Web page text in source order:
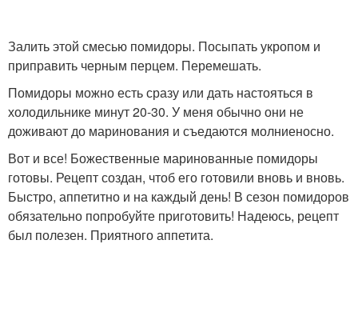
Залить этой смесью помидоры. Посыпать укропом и
приправить черным перцем. Перемешать.
Помидоры можно есть сразу или дать настояться в
холодильнике минут 20-30. У меня обычно они не
доживают до маринования и съедаются молниеносно.
Вот и все! Божественные маринованные помидоры
готовы. Рецепт создан, чтоб его готовили вновь и вновь.
Быстро, аппетитно и на каждый день! В сезон помидоров
обязательно попробуйте приготовить! Надеюсь, рецепт
был полезен. Приятного аппетита.